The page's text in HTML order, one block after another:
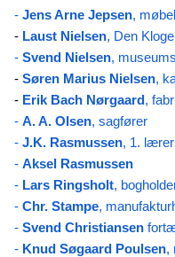
- Jens Arne Jepsen,
- Laust Nielsen, Den
- Svend Nielsen,
- Søren Marius Nielsen,
- Erik Bach Nørgaard,
- A. A. Olsen, sagfører
- J.K. Rasmussen, 1. lærer
- Aksel Rasmussen
- Lars Ringsholt,
- Chr. Stampe,
- Svend Christiansen
- Knud Søgaard Poulsen,